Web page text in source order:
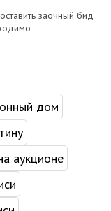
заочный бид
дом
аукционе